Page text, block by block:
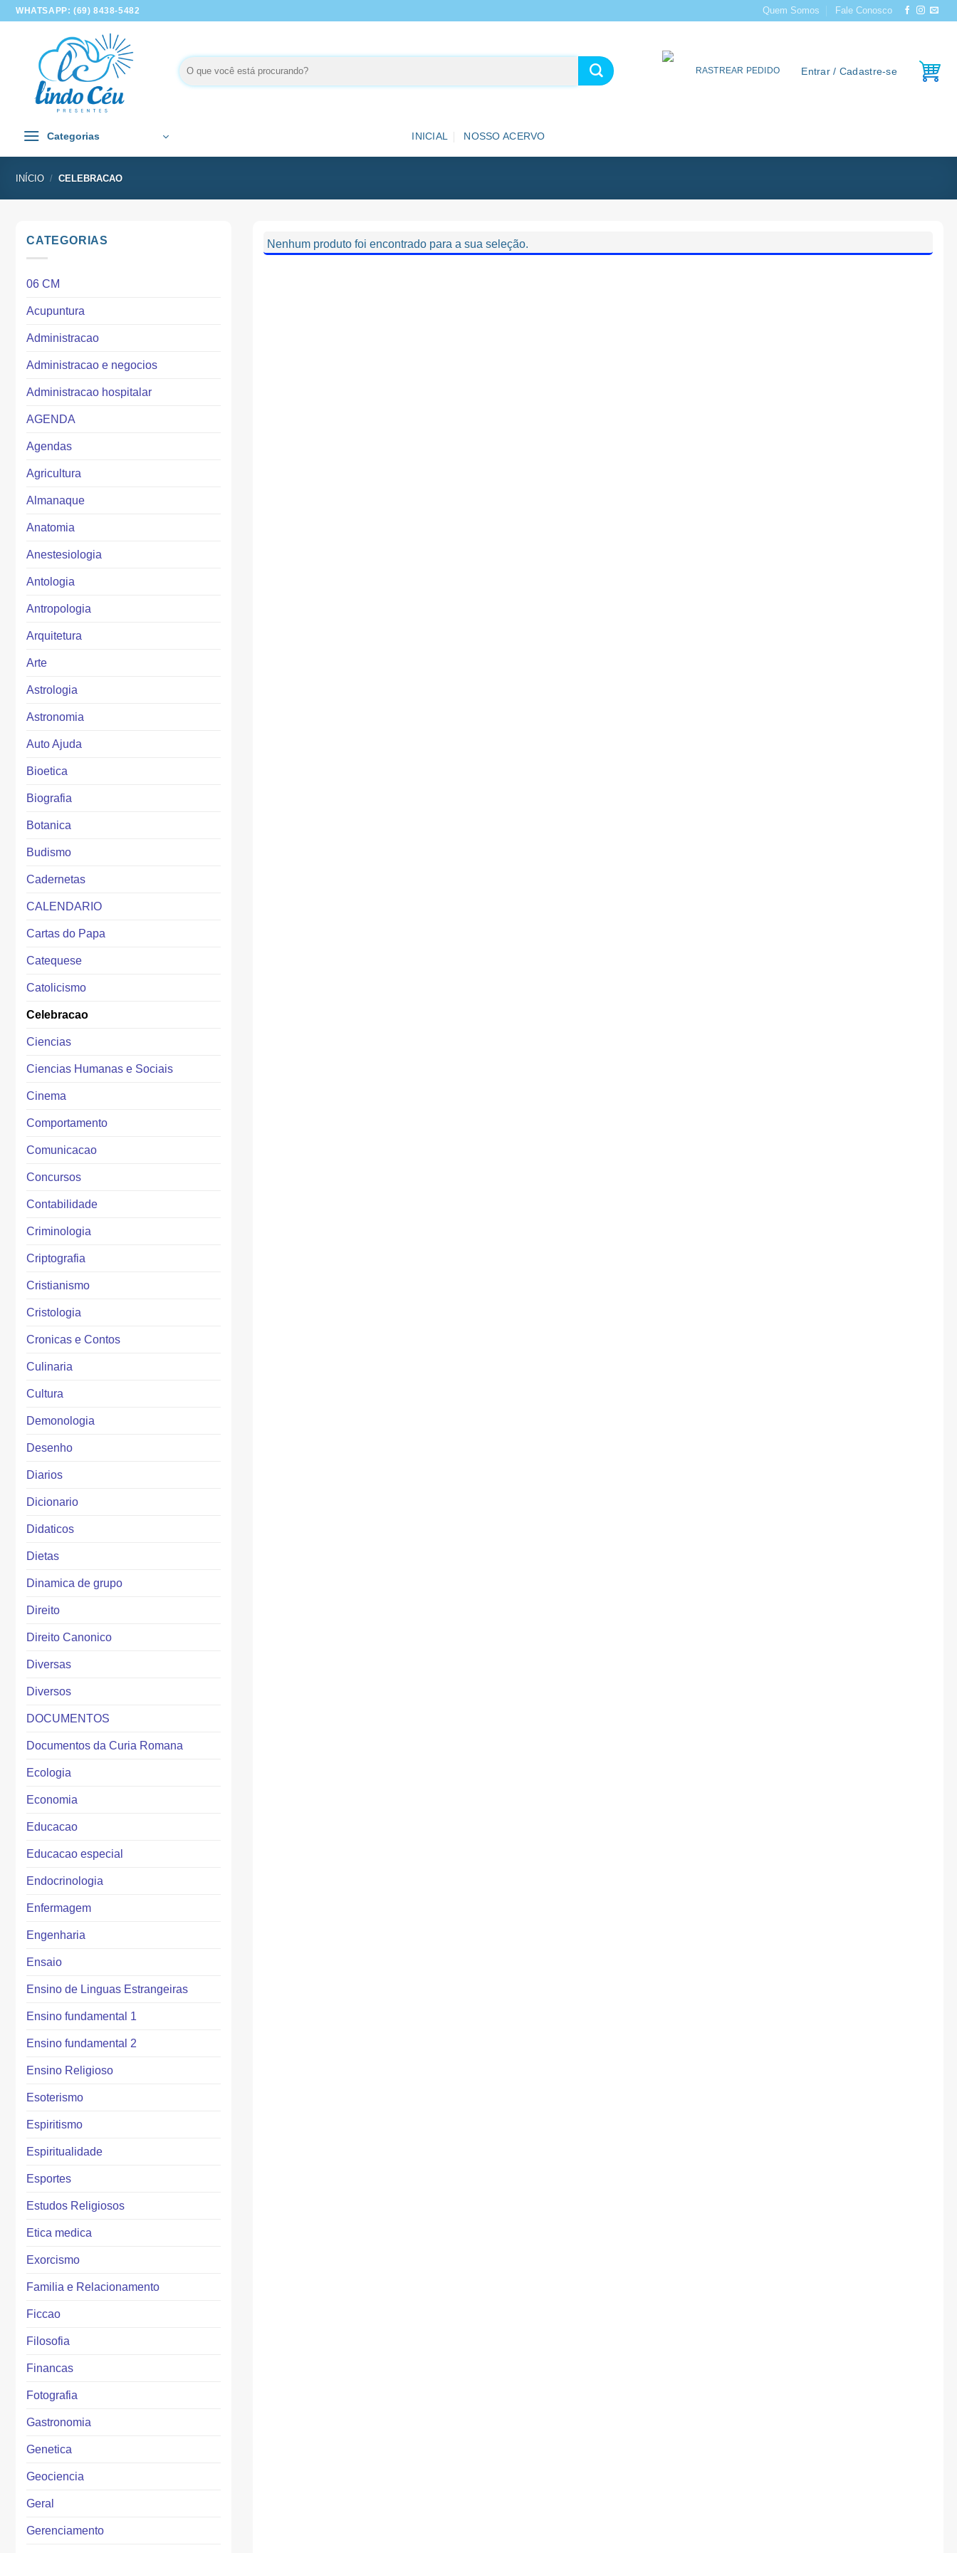
SkipWHATSAPP: (69) 8438-5482 Quem Somos Fale Conosco
Pesquisar
por:
RASTREAR PEDIDO Entrar / Cadastre-se
Categorias INICIAL NOSSO ACERVO
INÍCIO / CELEBRACAO
CATEGORIAS
06 CM
Acupuntura
Administracao
Administracao e negocios
Administracao hospitalar
AGENDA
Agendas
Agricultura
Almanaque
Anatomia
Anestesiologia
Antologia
Antropologia
Arquitetura
Arte
Astrologia
Astronomia
Auto Ajuda
Bioetica
Biografia
Botanica
Budismo
Cadernetas
CALENDARIO
Cartas do Papa
Catequese
Catolicismo
Celebracao
Ciencias
Ciencias Humanas e Sociais
Cinema
Comportamento
Comunicacao
Concursos
Contabilidade
Criminologia
Criptografia
Cristianismo
Cristologia
Cronicas e Contos
Culinaria
Cultura
Demonologia
Desenho
Diarios
Dicionario
Didaticos
Dietas
Dinamica de grupo
Direito
Direito Canonico
Diversas
Diversos
DOCUMENTOS
Documentos da Curia Romana
Ecologia
Economia
Educacao
Educacao especial
Endocrinologia
Enfermagem
Engenharia
Ensaio
Ensino de Linguas Estrangeiras
Ensino fundamental 1
Ensino fundamental 2
Ensino Religioso
Esoterismo
Espiritismo
Espiritualidade
Esportes
Estudos Religiosos
Etica medica
Exorcismo
Familia e Relacionamento
Ficcao
Filosofia
Financas
Fotografia
Gastronomia
Genetica
Geociencia
Geral
Gerenciamento
Nenhum produto foi encontrado para a sua seleção.